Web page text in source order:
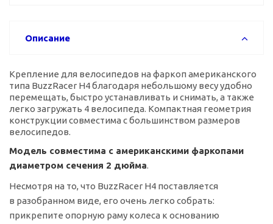
Описание
Крепление для велосипедов на фаркоп американского
типа BuzzRacer H4 благодаря небольшому весу удобно
перемещать, быстро устанавливать и снимать, а также
легко загружать 4 велосипеда. Компактная геометрия
конструкции совместима с большинством размеров
велосипедов.
Модель совместима с американскими фаркопами
диаметром сечения 2 дюйма.
Несмотря на то, что BuzzRacer H4 поставляется
в разобранном виде, его очень легко собрать:
прикрепите опорную раму колеса к основанию